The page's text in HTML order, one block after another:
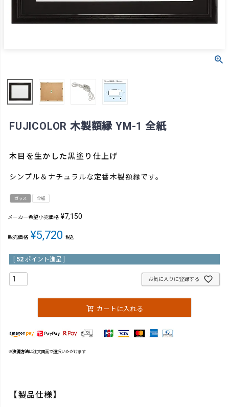
FUJICOLOR 木製額縁 YM-1 全紙
木目を生かした黒塗り仕上げ
シンプル＆ナチュラルな定番木製額縁です。
ガラス 全紙
メーカー希望小売価格 ¥7,150
販売価格 ¥5,720 税込
52 ポイント進呈 ]
お気に入りに登録する
カートに入れる
※決済方法は注文画面で選択いただけます
【製品仕様】